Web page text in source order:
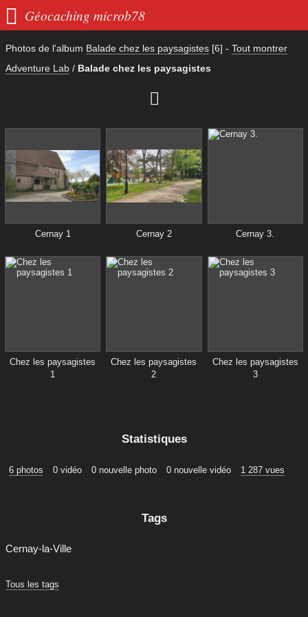
 Géocaching microb78
Photos de l'album Balade chez les paysagistes [6] - Tout montrer
Adventure Lab / Balade chez les paysagistes

Cernay 1 Cernay 2 Cernay 3.
Chez les paysagistes
1
Chez les paysagistes
2
Chez les paysagistes
3
Statistiques
6 photos 0 vidéo 0 nouvelle photo 0 nouvelle vidéo 1 287 vues
Tags
Cernay-la-Ville
Tous les tags